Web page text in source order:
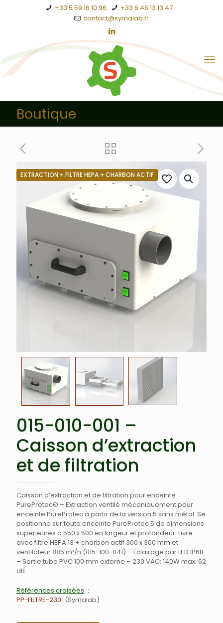
+33 5 59 16 10 96
+33 6 46 13 13 47
contact@symalab.fr
Boutique
EXTRACTION + FILTRE HEPA + CHARBON ACTIF
015-010-001 –
Caisson d’extraction
et de filtration
Caisson d’extraction et de filtration pour enceinte
PureProtec© – Extraction ventilé mécaniquement pour
enceinte PureProtec à partir de la version 5 sans métal. Se
positionne sur toute enceinte PureProtec 5 de dimensions
supérieures à 550 x 500 en largeur et profondeur. Livré
avec filtre HEPA 13 + charbon actif 300 x 300 mm et
ventilateur 885 m³/h (015-100-041) – Éclairage par LED IP68
– Sortie tube PVC 100 mm externe – 230 VAC; 140W max; 62
dB.
Références croisées
PP-FILTRE-230
Symalab